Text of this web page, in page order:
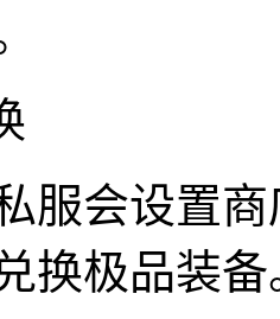
服会设置
换极品装备